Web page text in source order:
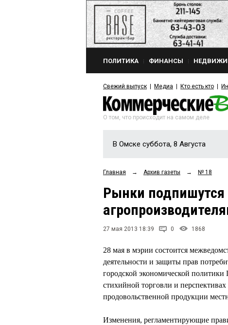
ПОЛИТИКА ФИНАНСЫ
Свежий выпуск Медиа Кто есть кто
О том, что происходит на самом деле
В Омске суббота, 8 Августа
Главная → Архив газеты → № 18
Рынки подпишутся
27 мая 2013 18:39 0 1868
28 мая в мэрии состоится
деятельности и защиты прав
городской экономической
стихийной торговли и
продовольственной продукции
Изменения, регламентирующие